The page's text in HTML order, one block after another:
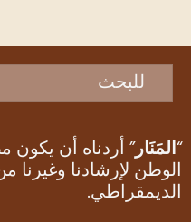
“المَنَار” أردناه أن يكون
الوطن لإرشادنا وغيرنا
الديمقراطي.